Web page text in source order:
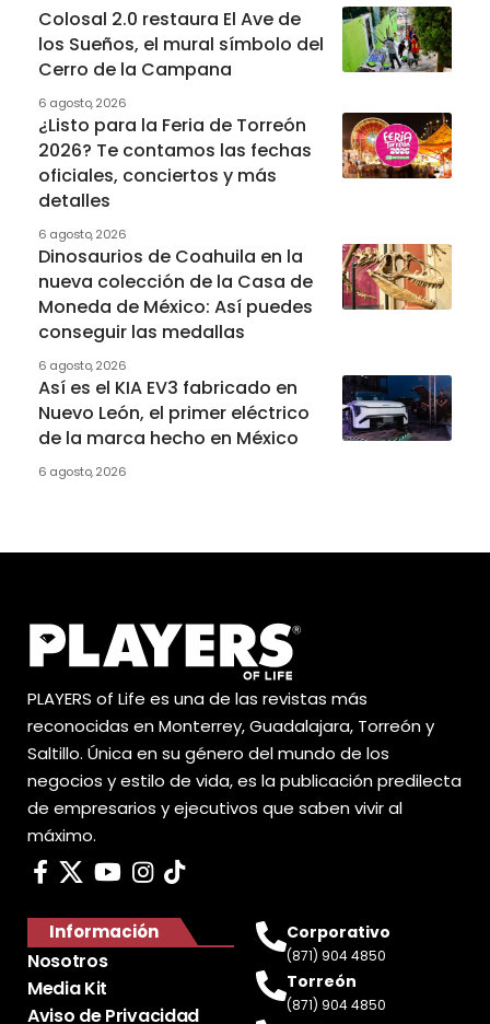
Colosal 2.0 restaura El Ave de
los Sueños, el mural símbolo del
Cerro de la Campana
6 agosto, 2026
¿Listo para la Feria de Torreón
2026? Te contamos las fechas
oficiales, conciertos y más
detalles
6 agosto, 2026
Dinosaurios de Coahuila en la
nueva colección de la Casa de
Moneda de México: Así puedes
conseguir las medallas
6 agosto, 2026
Así es el KIA EV3 fabricado en
Nuevo León, el primer eléctrico
de la marca hecho en México
6 agosto, 2026
PLAYERS of Life es una de las revistas más
reconocidas en Monterrey, Guadalajara, Torreón y
Saltillo. Única en su género del mundo de los
negocios y estilo de vida, es la publicación predilecta
de empresarios y ejecutivos que saben vivir al
máximo.
Información
Nosotros
Media Kit
Aviso de Privacidad
Corporativo
(871) 904 4850
Torreón
(871) 904 4850